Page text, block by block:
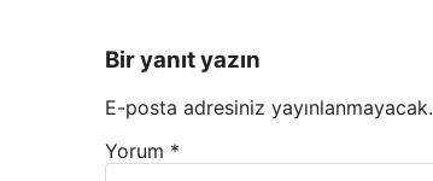
Bir yanıt yazın
E-posta adresiniz yayınlanmayacak.
Yorum *